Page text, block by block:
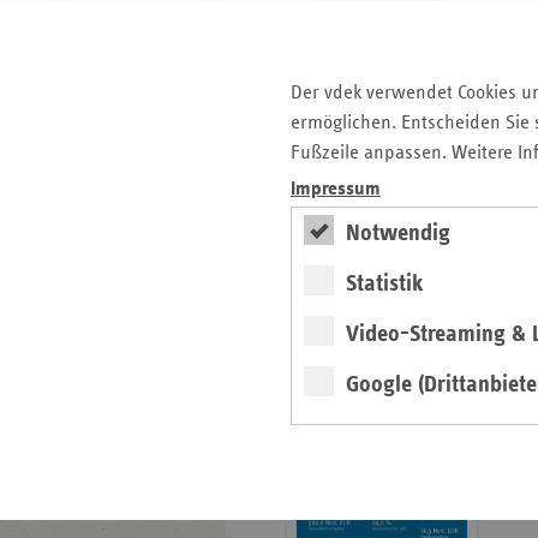
Der vdek verwendet Cookies
ermöglichen. Entscheiden
Fußzeile anpassen. Weitere
Impressum
Notwendig
Statistik
Video-Streaming &
Google
Archiv
Impressum Magazin
Informationen
erschienen
Broschüre